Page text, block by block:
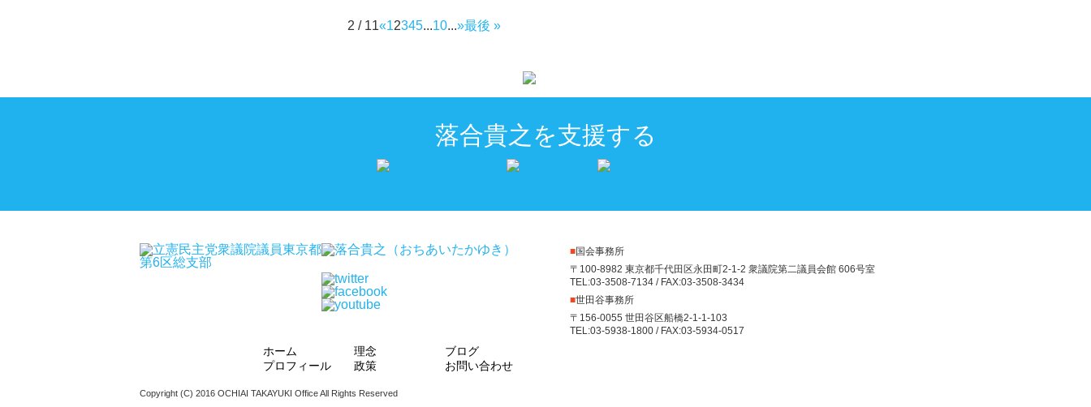
2 / 11«12345...10...»最後 »
落合貴之を支援する
ホーム 理念
ブログ
プロフィール
政策 お問い合わせ
■国会事務所
〒100-8982 東京都千代田区永田町2-1-2 衆議院第二議員会館 606号室
TEL:03-3508-7134 / FAX:03-3508-3434
■世田谷事務所
〒156-0055 世田谷区船橋2-1-1-103
TEL:03-5938-1800 / FAX:03-5934-0517
Copyright (C) 2016 OCHIAI TAKAYUKI Office All Rights Reserved